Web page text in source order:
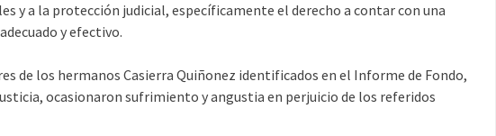
y a la protección judicial, específicamente el derecho a contar con una
y efectivo.
de los hermanos Casierra Quiñonez identificados en el Informe de Fondo,
ocasionaron sufrimiento y angustia en perjuicio de los referidos